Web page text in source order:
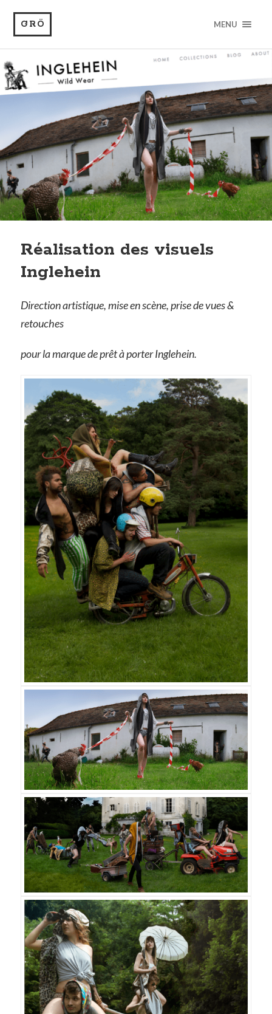
GRÖ MENU
Réalisation des visuels
Inglehein
Direction artistique, mise en scène, prise de vues &
retouches
pour la marque de prêt à porter Inglehein.